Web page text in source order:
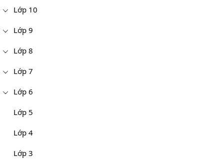
Lớp 10
Lớp 9
Lớp 8
Lớp 7
Lớp 6
Lớp 5
Lớp 4
Lớp 3